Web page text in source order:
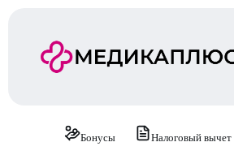
Бонусы Налоговый вычет